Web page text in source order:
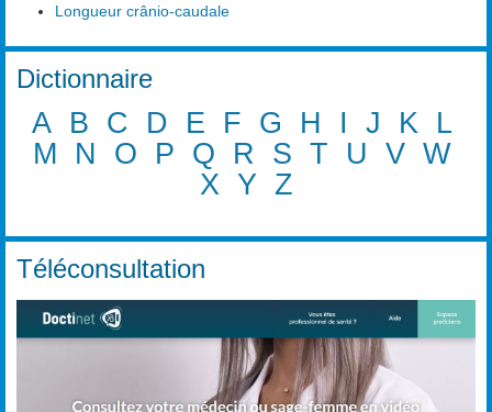
Longueur crânio-caudale
Dictionnaire
A B C D E F G H I J K
L
M
N O P Q R S T U V W
X Y Z
Téléconsultation